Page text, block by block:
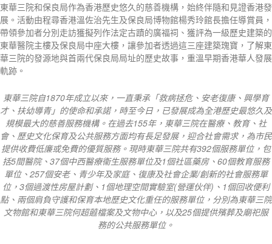
東華三院和保良局作為香港歷史悠久的慈善機構，始終伴隨和見證香港發
展。活動由程尋香港溫佐治先生及保良局博物館楊秀玲館長擔任導賞員，
帶領參加者分別走訪獲擬列作法定古蹟的廣福祠、獲評為一級歷史建築的
東華醫院主樓及保良局中座大樓，讓參加者透過這三座建築瑰寶，了解東
華三院的發源地與首兩代保良局局址的歷史故事，重溫早期香港華人發展
軌跡。
東華三院自1870年成立以來，一直秉承「救病拯危、安老復康、興學育
才、扶幼導青」的使命和承諾，時至今日，已發展成為全港歷史最悠久及
規模最大的慈善服務機構。在過去155年，東華三院在醫療、教育、社
會、歷史文化保育及公共服務方面均有長足發展，迎合社會需求，為市民
提供收費低廉或免費的優質服務。現時東華三院共有392個服務單位，包
括5間醫院、 37個中西醫療衞生服務單位及1 個社區藥房、 60個教育服務
單位、 257個安老、青少年及家庭、復康及社會企業/創新的社會服務單
位， 3個過渡性房屋計劃、 1 個地理空間實驗室(營運伙伴) 、 1 個回收便利
點、兩個肩負守護和保育本地歷史文化重任的服務單位，分別為東華三院
文物館和東華三院何超蕸檔案及文物中心，以及25個提供殯葬及廟祀服
務的公共服務單位。